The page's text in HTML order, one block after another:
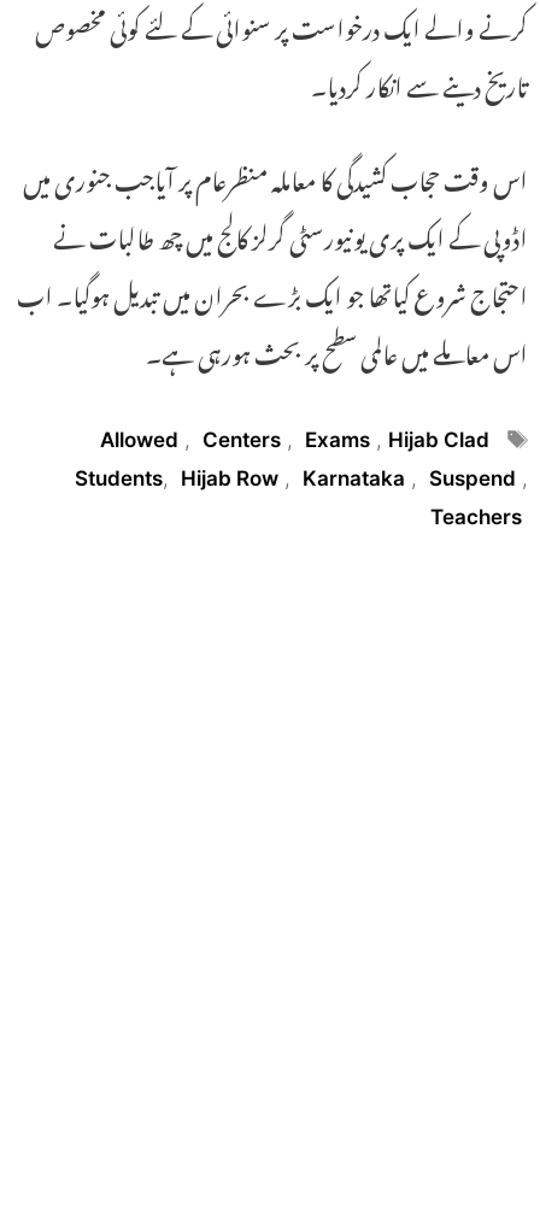
کرنے والے ایک درخواست پر سنوائی کے لئے کوئی مخصوص
تاریخ دینے سے انکار کردیا۔
اس وقت حجاب کشیدگی کا معاملہ منظرعام پر آیاجب جنوری میں
اڈوپی کے ایک پری یونیورسٹی گرلز کالج میں چھ طالبات نے
احتجاج شروع کیاتھا جو ایک بڑے بحران میں تبدیل ہوگیا۔ اب
اس معاملے میں عالمی سطح پر بحث ہورہی ہے۔
Tags
Allowed , Centers , Exams , Hijab Clad
Students, Hijab Row , Karnataka , Suspend ,
Teachers